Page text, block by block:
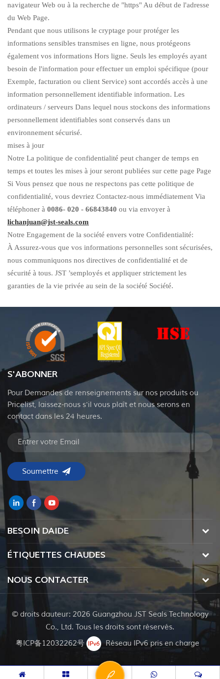
navigateur Web ou à la recherche de "https" Au début de l'adresse
du Web Page.
Pendant que nous utilisons le cryptage pour protéger les
informations sensibles transmises en ligne, nous protégeons
également vos informations Hors ligne. Seuls les employés ayant
besoin de l'information pour effectuer un emploi spécifique (pour
Exemple, facturation ou client Service) sont accordés accès à une
information personnellement identifiable information. Les
ordinateurs / serveurs Dans lequel nous stockons des informations
personnellement identifiables sont conservés dans un
environnement sécurisé.
mises à jour
Notre La politique de confidentialité peut changer de temps en
temps et toutes les mises à jour seront publiées sur cette page Page
Si Vous pensez que nous ne respectons pas cette politique de
confidentialité, vous devriez Contactez-nous immédiatement Via
téléphoner à 0086- 020 - 66843840 ou via envoyer à
lichanjuan@jst-seals.com
Notre Engagement de la société envers votre Confidentialité:
À Assurez-vous que vos informations personnelles sont sécurisées,
nous communiquons nos directives de confidentialité et de
sécurité à tous. JST ’semployés et appliquer strictement les
garanties de la vie privée au sein de la société Société.
S'ABONNER
Pour Demandes de renseignements sur nos produits ou
Pricelist, laissez-nous s'il vous plaît et nous serons en
contact dans les 24 heures.
BESOIN DAIDE
ÉTIQUETTES CHAUDES
NOUS CONTACTER
© droits dauteur: 2026 Guangzhou JST Seals Technology
Co., Ltd. Tous les droits sont réservés.
粤ICP备12032262号
Réseau IPv6 pris en charge